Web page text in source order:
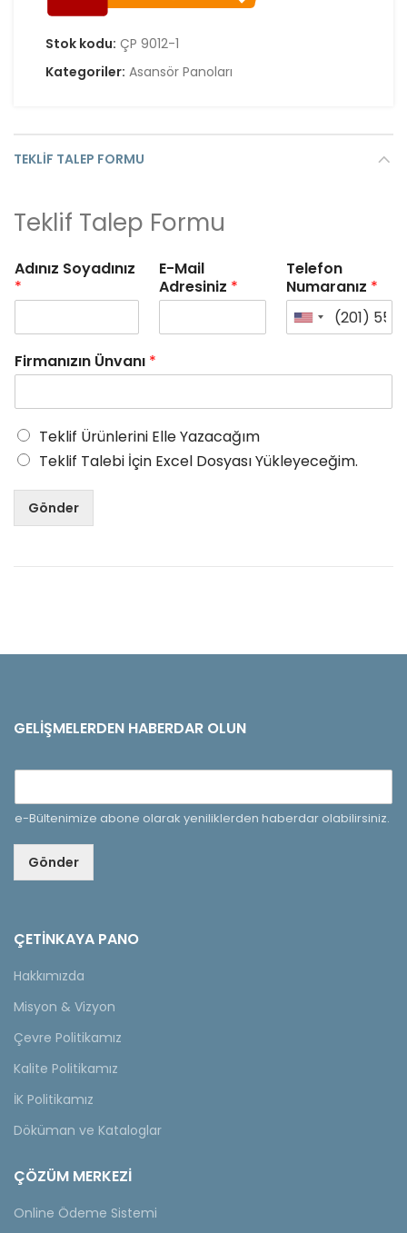
Stok kodu: ÇP 9012-1
Kategoriler: Asansör Panoları
TEKLIF TALEP FORMU
Teklif Talep Formu
Adınız Soyadınız
*
E-Mail
Adresiniz *
Telefon
Numaranız *
Firmanızın Ünvanı *
Teklif Ürünlerini Elle Yazacağım
Teklif Talebi İçin Excel Dosyası Yükleyeceğim.
Gönder
GELIŞMELERDEN HABERDAR OLUN
e-Bültenimize abone olarak yeniliklerden haberdar olabilirsiniz.
Gönder
ÇETINKAYA PANO
Hakkımızda
Misyon & Vizyon
Çevre Politikamız
Kalite Politikamız
İK Politikamız
Döküman ve Kataloglar
ÇÖZÜM MERKEZİ
Online Ödeme Sistemi